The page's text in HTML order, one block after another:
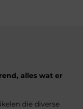
alles wat er
die diverse